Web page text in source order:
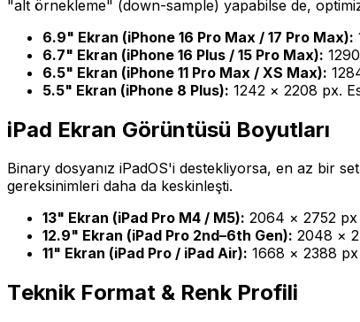
"alt örnekleme" (down-sample) yapabilse de,
6.9" Ekran (iPhone 16 Pro Max / 17 Pro Max):
6.7" Ekran (iPhone 16 Plus / 15 Pro Max):
6.5" Ekran (iPhone 11 Pro Max / XS Max):
5.5" Ekran (iPhone 8 Plus): 1242 × 2208 px.
iPad Ekran Görüntüsü Boyutları
Binary dosyanız iPadOS'i destekliyorsa, en az bir
gereksinimleri daha da keskinleşti.
13" Ekran (iPad Pro M4 / M5): 2064 × 2752 px
12.9" Ekran (iPad Pro 2nd–6th Gen): 2048 ×
11" Ekran (iPad Pro / iPad Air): 1668 × 2388 px
Teknik Format & Renk Profili